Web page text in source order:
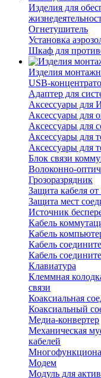
Изделия для
Огнетушитель
Установка
Шкаф для
Изделия
USB-
Адаптер для
Аксессуары для
Аксессуары для
Аксессуары для
Аксессуары для
Аксессуары для
Блок связи
Волоконно-
Грозоразрядник
Защита кабеля от
Защита мест
Источник
Кабель
Кабель
Кабель
Кабель
Клавиатура
Клеммная
связи
Коаксиальная
Коаксиальный
Медиа-конвертер
Механическая
кабелей
Модем
Модуль для